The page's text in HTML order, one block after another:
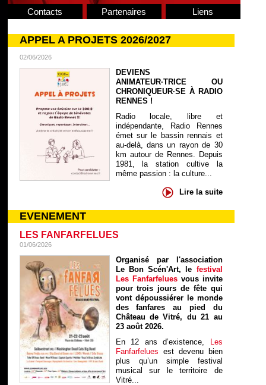
Contacts Partenaires Liens
APPEL A PROJETS 2026/2027
02/06/2026
DEVIENS
ANIMATEUR·TRICE OU
CHRONIQUEUR·SE À RADIO
RENNES !
Radio locale, libre et
indépendante, Radio Rennes
émet sur le bassin rennais et
au-delà, dans un rayon de 30
km autour de Rennes. Depuis
1981, la station cultive la
même passion : la culture...
Lire la suite
EVENEMENT
LES FANFARFELUES
01/06/2026
Organisé par l'association
Le Bon Scén'Art, le festival
Les Fanfarfelues vous invite
pour trois jours de fête qui
vont dépoussiérer le monde
des fanfares au pied du
Château de Vitré, du 21 au
23 août 2026.
En 12 ans d’existence, Les
Fanfarfelues est devenu bien
plus qu’un simple festival
musical sur le territoire de
Vitré...